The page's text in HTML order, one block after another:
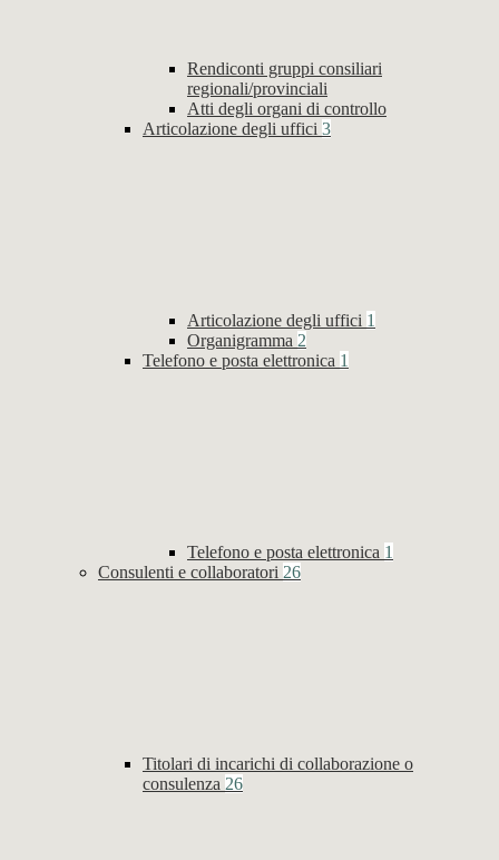
Rendiconti gruppi consiliari
regionali/provinciali
Atti degli organi di controllo
Articolazione degli uffici 3
Articolazione degli uffici 1
Organigramma 2
Telefono e posta elettronica 1
Telefono e posta elettronica 1
Consulenti e collaboratori 26
Titolari di incarichi di collaborazione o
consulenza 26